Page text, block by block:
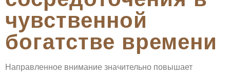
чувственной
богатстве времени
Направленное внимание значительно повышает